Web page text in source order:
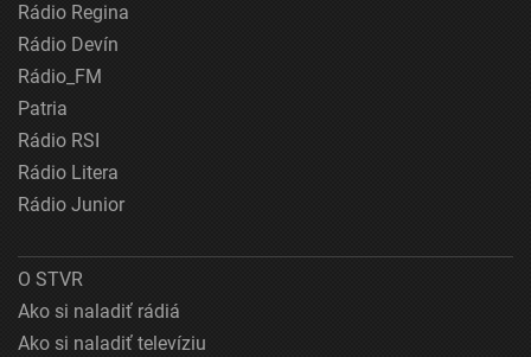
Rádio Regina
Rádio Devín
Rádio_FM
Patria
Rádio RSI
Rádio Litera
Rádio Junior
O STVR
Ako si naladiť rádiá
Ako si naladiť televíziu